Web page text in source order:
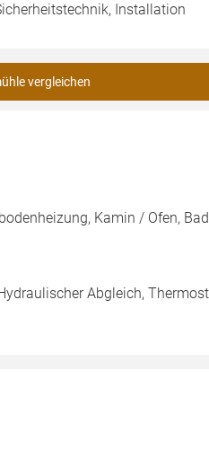
Installation
vergleichen
Kamin / Ofen,
Abgleich,